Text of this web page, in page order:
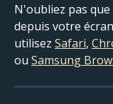
N'oubliez pas
depuis votre
utilisez Safari,
ou Samsung